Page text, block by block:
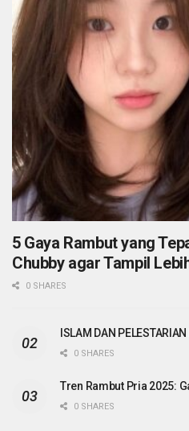
5 Gaya Rambut yang
Chubby agar Tampil
0 SHARES
ISLAM DAN
0 SHARES
Tren Rambut Pria 2025:
0 SHARES